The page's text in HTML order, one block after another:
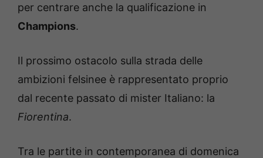
per centrare anche la qualificazione in
Champions.
Il prossimo ostacolo sulla strada delle
ambizioni felsinee è rappresentato proprio
dal recente passato di mister Italiano: la
Fiorentina.
Tra le partite in contemporanea di domenica